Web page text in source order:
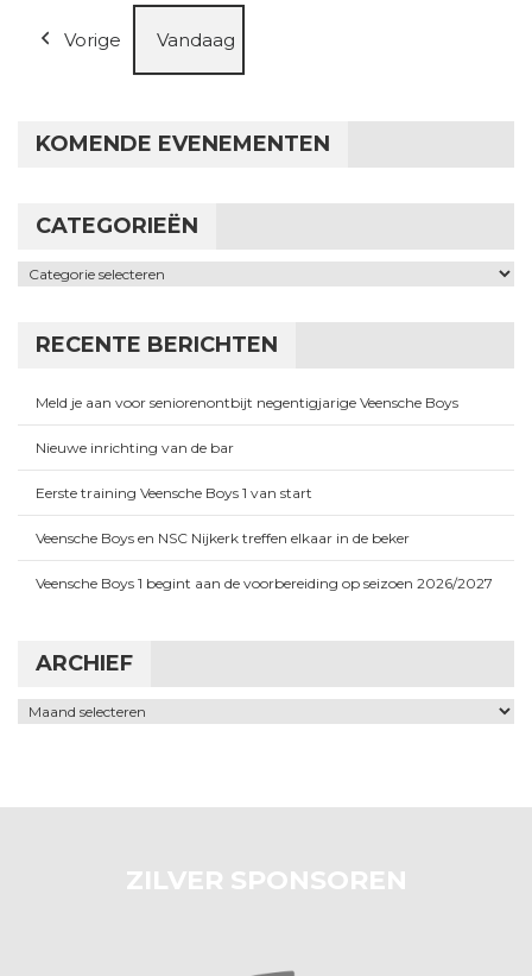
Vorige Vandaag
KOMENDE EVENEMENTEN
CATEGORIEËN
Categorieën
RECENTE BERICHTEN
Meld je aan voor seniorenontbijt negentigjarige Veensche Boys
Nieuwe inrichting van de bar
Eerste training Veensche Boys 1 van start
Veensche Boys en NSC Nijkerk treffen elkaar in de beker
Veensche Boys 1 begint aan de voorbereiding op seizoen 2026/2027
ARCHIEF
Archief
ZILVER SPONSOREN